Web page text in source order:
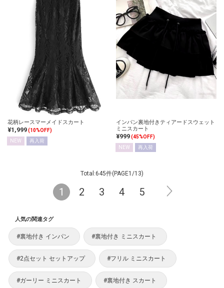
花柄レースマーメイドスカート
¥1,999(10%OFF)
NEW
再入荷
インパン裏地付きティアードスウェット
ミニスカート
¥999(45%OFF)
NEW
再入荷
Total:645件(PAGE1/13)
1 2 3 4 5
人気の関連タグ
#裏地付き インパン #裏地付き ミニスカート
#2点セット セットアップ #フリル ミニスカート
#ガーリー ミニスカート #裏地付き スカート